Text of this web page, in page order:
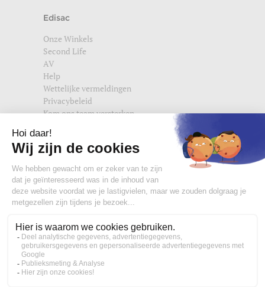
Edisac
Onze Winkels
Second Life
AV
Help
Wettelijke vermeldingen
Privacybeleid
Kom ons team versterken
Vind ons ook terug opedisac.com enedisac.nl.
Word lid van de edisac community :
Wat onze klanten denken